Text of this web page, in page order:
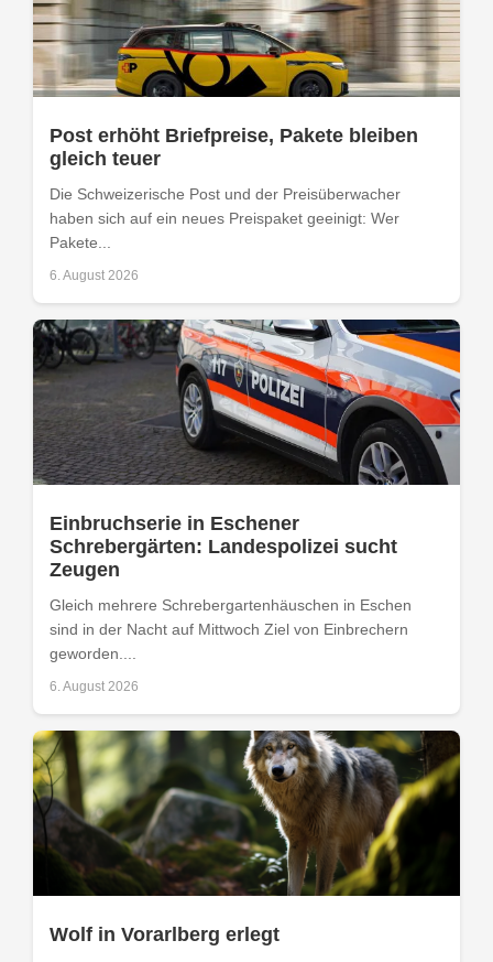
Post erhöht Briefpreise, Pakete bleiben
gleich teuer
Die Schweizerische Post und der Preisüberwacher
haben sich auf ein neues Preispaket geeinigt: Wer
Pakete...
6. August 2026
Einbruchserie in Eschener
Schrebergärten: Landespolizei sucht
Zeugen
Gleich mehrere Schrebergartenhäuschen in Eschen
sind in der Nacht auf Mittwoch Ziel von Einbrechern
geworden....
6. August 2026
Wolf in Vorarlberg erlegt